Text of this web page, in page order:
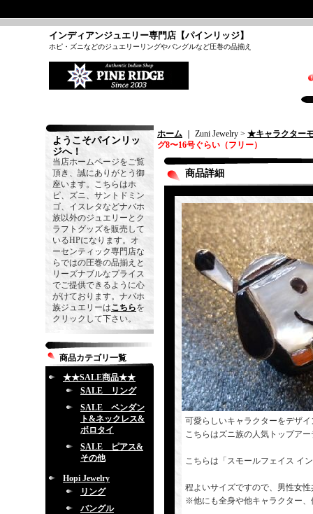
インディアンジュエリー専門店【パインリッジ】
ホピ・ズニなどのジュエリーリングやバングルなど圧巻の品揃え
ようこそパインリッ
ジへ！
当店ホームページをご覧
頂き、誠にありがとう御
座います。こちらはホ
ピ、ズニ、サントドミン
ゴ、イスレタなどナバホ
族以外のジュエリーとク
ラフトグッズを販売して
いるHPになります。オ
ーセンティック専門店な
らではの圧巻の品揃えと
リーズナブルなプライス
でご提供できるように心
がけております。ナバホ
族ジュエリーはこちらを
クリックして下さい。
商品カテゴリ一覧
★★SALE商品★★
SALE リング
SALE ペンダン
ト&ネックレス&
ボロタイ
SALE ピアス&
その他
Hopi Jewelry
リング
バングル
ホーム ｜ Zuni Jewelry > ★キャラクター
グ8〜16号ぐらい（フリー）
商品詳細
可愛らしいキャラクターをデザ
こちらはズニ族の人気トップア
こちらは「スモールフェイス イ
程よいサイズですので、男性女
※他にも全身や他キャラクター